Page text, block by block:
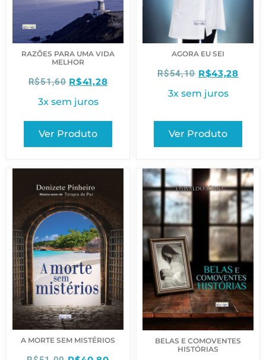
RAZÕES PARA UMA VIDA
MELHOR
R$51,60 R$41,28
3x sem juros
Ver Produto
AGORA EU SEI
R$54,10 R$43,28
3x sem juros
Ver Produto
A MORTE SEM MISTÉRIOS
BELAS E COMOVENTES
HISTÓRIAS